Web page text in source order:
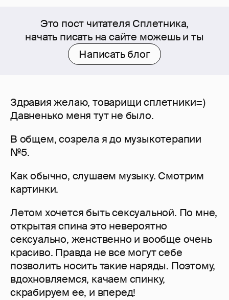
Это пост читателя Сплетника,
начать писать на сайте можешь и ты
Написать блог
Здравия желаю, товарищи сплетники=)
Давненько меня тут не было.
В общем, созрела я до музыкотерапии
№5.
Как обычно, слушаем музыку. Смотрим
картинки.
Летом хочется быть сексуальной. По мне,
открытая спина это невероятно
сексуально, женственно и вообще очень
красиво. Правда не все могут себе
позволить носить такие наряды. Поэтому,
вдохновляемся, качаем спинку,
скрабируем ее, и вперед!